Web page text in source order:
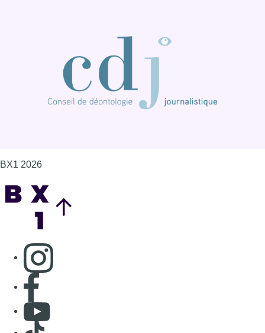
BX1 2026
Consulter page Instagram
Consulter page Facebook
Consulter Youtube
Consulter TikTok